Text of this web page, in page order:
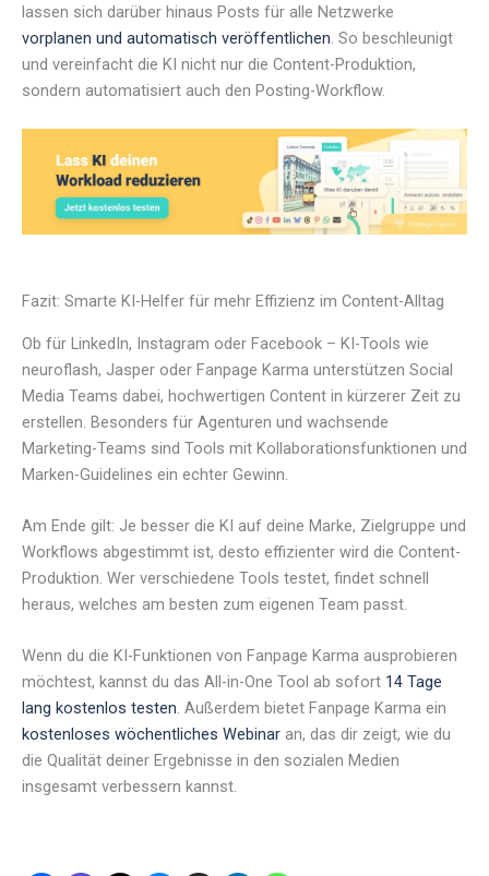
lassen sich darüber hinaus Posts für alle Netzwerke
vorplanen und automatisch veröffentlichen. So beschleunigt
und vereinfacht die KI nicht nur die Content-Produktion,
sondern automatisiert auch den Posting-Workflow.
Fazit: Smarte KI-Helfer für mehr Effizienz im Content-Alltag
Ob für LinkedIn, Instagram oder Facebook – KI-Tools wie
neuroflash, Jasper oder Fanpage Karma unterstützen Social
Media Teams dabei, hochwertigen Content in kürzerer Zeit zu
erstellen. Besonders für Agenturen und wachsende
Marketing-Teams sind Tools mit Kollaborationsfunktionen und
Marken-Guidelines ein echter Gewinn.
Am Ende gilt: Je besser die KI auf deine Marke, Zielgruppe und
Workflows abgestimmt ist, desto effizienter wird die Content-
Produktion. Wer verschiedene Tools testet, findet schnell
heraus, welches am besten zum eigenen Team passt.
Wenn du die KI-Funktionen von Fanpage Karma ausprobieren
möchtest, kannst du das All-in-One Tool ab sofort 14 Tage
lang kostenlos testen. Außerdem bietet Fanpage Karma ein
kostenloses wöchentliches Webinar an, das dir zeigt, wie du
die Qualität deiner Ergebnisse in den sozialen Medien
insgesamt verbessern kannst.